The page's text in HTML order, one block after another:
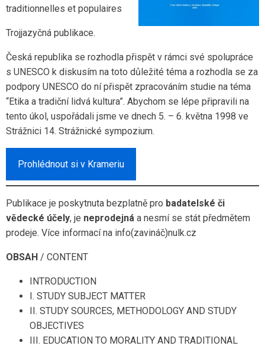
traditionnelles et populaires
Trojjazyčná publikace.
Česká republika se rozhodla přispět v rámci své spolupráce
s UNESCO k diskusím na toto důležité téma a rozhodla se za
podpory UNESCO do ní přispět zpracováním studie na téma
“Etika a tradiční lidvá kultura”. Abychom se lépe připravili na
tento úkol, uspořádali jsme ve dnech 5. – 6. května 1998 ve
Strážnici 14. Strážnické sympozium.
Prohlédnout si v Krameriu
Publikace je poskytnuta bezplatně pro badatelské či
vědecké účely, je neprodejná a nesmí se stát předmětem
prodeje. Více informací na info(zavináč)nulk.cz
OBSAH / CONTENT
INTRODUCTION
I. STUDY SUBJECT MATTER
II. STUDY SOURCES, METHODOLOGY AND STUDY
OBJECTIVES
III. EDUCATION TO MORALITY AND TRADITIONAL